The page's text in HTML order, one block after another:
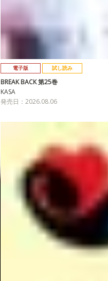
電子版 試し読み
BREAK BACK 第25巻
KASA
発売日：2026.08.06